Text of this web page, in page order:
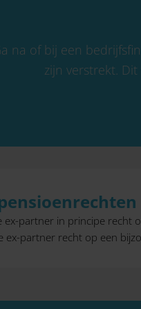
na of bij een
zijn verstrekt.
ex-partner in principe
ex-partner recht op een